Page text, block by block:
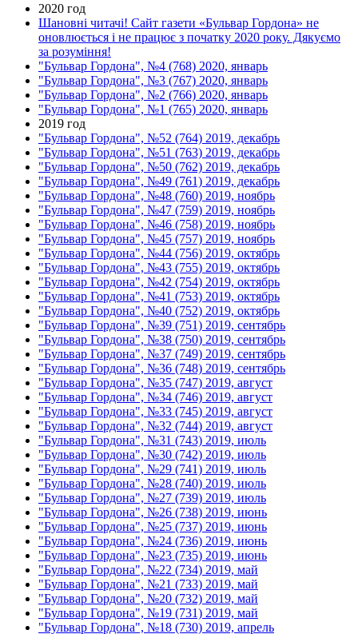
2020 год
Шановні читачі! Сайт газети «Бульвар Гордона» не
оновлюється і не працює з початку 2020 року. Дякуємо
за розуміння!
"Бульвар Гордона", №4 (768) 2020, январь
"Бульвар Гордона", №3 (767) 2020, январь
"Бульвар Гордона", №2 (766) 2020, январь
"Бульвар Гордона", №1 (765) 2020, январь
2019 год
"Бульвар Гордона", №52 (764) 2019, декабрь
"Бульвар Гордона", №51 (763) 2019, декабрь
"Бульвар Гордона", №50 (762) 2019, декабрь
"Бульвар Гордона", №49 (761) 2019, декабрь
"Бульвар Гордона", №48 (760) 2019, ноябрь
"Бульвар Гордона", №47 (759) 2019, ноябрь
"Бульвар Гордона", №46 (758) 2019, ноябрь
"Бульвар Гордона", №45 (757) 2019, ноябрь
"Бульвар Гордона", №44 (756) 2019, октябрь
"Бульвар Гордона", №43 (755) 2019, октябрь
"Бульвар Гордона", №42 (754) 2019, октябрь
"Бульвар Гордона", №41 (753) 2019, октябрь
"Бульвар Гордона", №40 (752) 2019, октябрь
"Бульвар Гордона", №39 (751) 2019, сентябрь
"Бульвар Гордона", №38 (750) 2019, сентябрь
"Бульвар Гордона", №37 (749) 2019, сентябрь
"Бульвар Гордона", №36 (748) 2019, сентябрь
"Бульвар Гордона", №35 (747) 2019, август
"Бульвар Гордона", №34 (746) 2019, август
"Бульвар Гордона", №33 (745) 2019, август
"Бульвар Гордона", №32 (744) 2019, август
"Бульвар Гордона", №31 (743) 2019, июль
"Бульвар Гордона", №30 (742) 2019, июль
"Бульвар Гордона", №29 (741) 2019, июль
"Бульвар Гордона", №28 (740) 2019, июль
"Бульвар Гордона", №27 (739) 2019, июль
"Бульвар Гордона", №26 (738) 2019, июнь
"Бульвар Гордона", №25 (737) 2019, июнь
"Бульвар Гордона", №24 (736) 2019, июнь
"Бульвар Гордона", №23 (735) 2019, июнь
"Бульвар Гордона", №22 (734) 2019, май
"Бульвар Гордона", №21 (733) 2019, май
"Бульвар Гордона", №20 (732) 2019, май
"Бульвар Гордона", №19 (731) 2019, май
"Бульвар Гордона", №18 (730) 2019, апрель